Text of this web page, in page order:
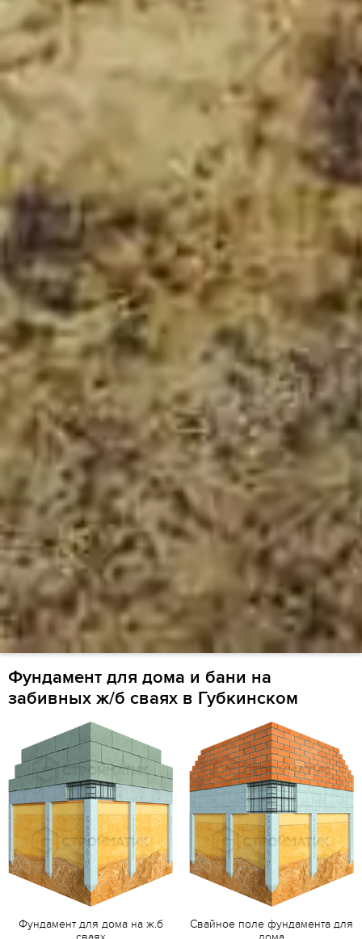
Фундамент для дома и бани на
забивных ж/б сваях в Губкинском
Фундамент для дома на ж.б
Свайное поле фундамента для